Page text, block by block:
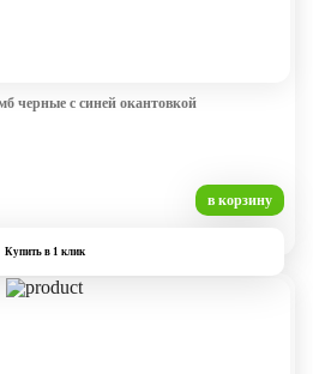
черные с синей окантовкой
в корзину
Купить в 1 клик